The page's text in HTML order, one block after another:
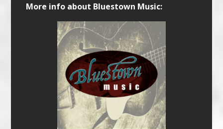
More info about Bluestown Music: